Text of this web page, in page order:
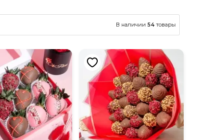
В наличии 54 товары